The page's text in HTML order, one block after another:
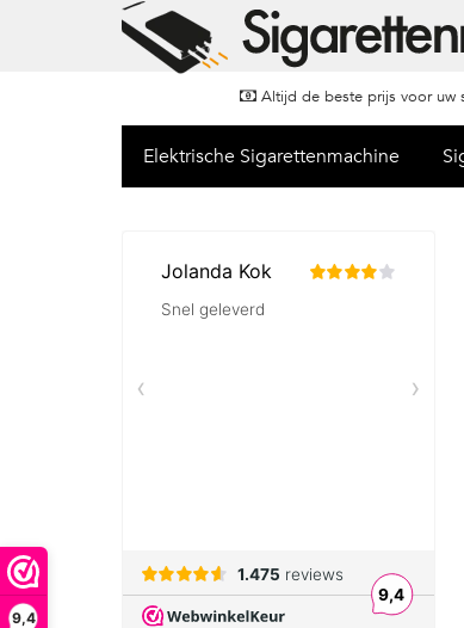
9,4
Altijd de beste prijs voor uw
Elektrische Sigarettenmachine